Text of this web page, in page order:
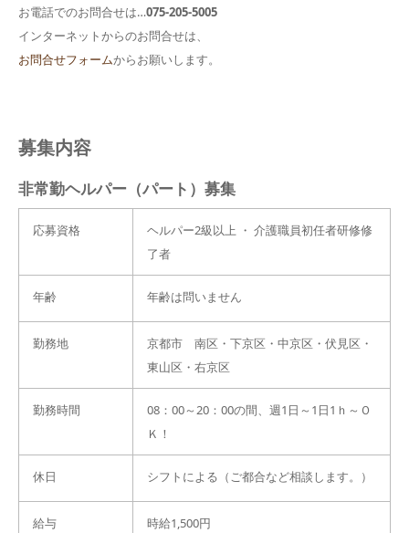
お電話でのお問合せは…075-205-5005
インターネットからのお問合せは、
お問合せフォームからお願いします。
募集内容
非常勤ヘルパー（パート）募集
応募資格
ヘルパー2級以上 ・ 介護職員初任者研修修
了者
年齢 年齢は問いません
勤務地
京都市 南区・下京区・中京区・伏見区・
東山区・右京区
勤務時間
08：00～20：00の間、週1日～1日1ｈ～Ｏ
Ｋ！
休日 シフトによる（ご都合など相談します。）
給与
時給1,500円